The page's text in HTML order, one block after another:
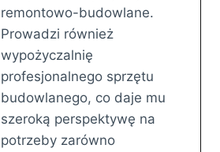
remontowo-budowlane.
Prowadzi również
wypożyczalnię
profesjonalnego sprzętu
budowlanego, co daje mu
szeroką perspektywę na
potrzeby zarówno